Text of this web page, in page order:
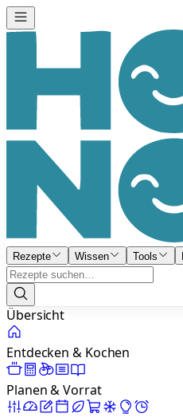
Rezepte Wissen Tools
Übersicht
Entdecken & Kochen
Planen & Vorrat